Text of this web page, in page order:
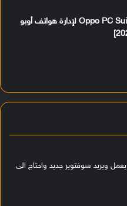
تحميل برنامج Oppo PC Suite لإدارة هواتف أوبو
ويريد سوفتوير جديد واحتاج الى